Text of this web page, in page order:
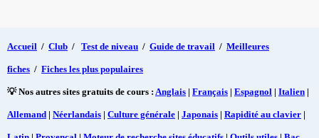
Accueil / Club / Test de niveau / Guide de travail / Meilleures
fiches / Fiches les plus populaires
💡 Nos autres sites gratuits de cours : Anglais | Français | Espagnol | Italien |
Allemand | Néerlandais | Culture générale | Japonais | Rapidité au clavier |